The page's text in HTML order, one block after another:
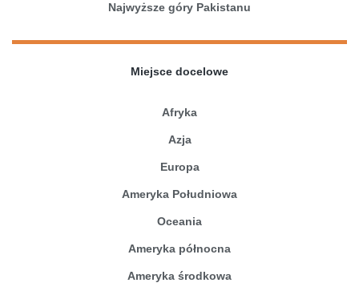
Najwyższe góry Pakistanu
Miejsce docelowe
Afryka
Azja
Europa
Ameryka Południowa
Oceania
Ameryka północna
Ameryka środkowa